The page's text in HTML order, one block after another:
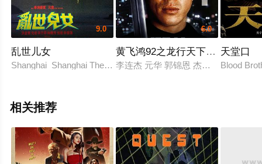
9.0
乱世儿女
Shanghai Shanghai The Shanghai Encounter
6.0
黄飞鸿92之龙行天下（粤语版）
李连杰 元华 郭锦恩 杰瑞·特林伯
天堂口
Blood
相关推荐